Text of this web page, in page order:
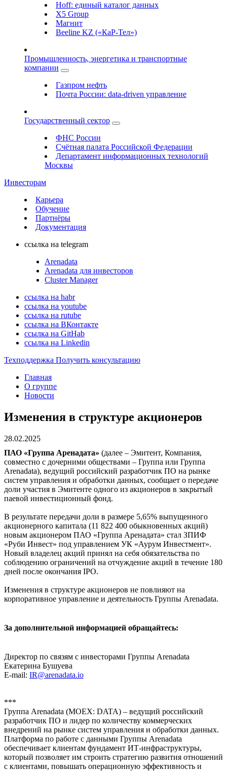
Hoff: единый каталог данных
X5 Group
Магнит
Beeline KZ («КаР-Тел»)
Промышленность, энергетика и транспортные
компании
Газпром нефть
Почта России: data-driven управление
Государственный сектор
ФНС России
Счётная палата Российской Федерации
Департамент информационных технологий
Москвы
Инвесторам
Карьера
Обучение
Партнёры
Документация
ссылка на telegram
Arenadata
Arenadata для инвесторов
Cluster Manager
ссылка на habr
ссылка на youtube
ссылка на rutube
ссылка на ВКонтакте
ссылка на GitHab
ссылка на Linkedin
Техподдержка Получить консультацию
Главная
О группе
Новости
Изменения в структуре акционеров
28.02.2025
ПАО «Группа Аренадата» (далее – Эмитент, Компания,
совместно с дочерними обществами – Группа или Группа
Arenadata), ведущий российский разработчик ПО на рынке
систем управления и обработки данных, сообщает о передаче
доли участия в Эмитенте одного из акционеров в закрытый
паевой инвестиционный фонд.
В результате передачи доли в размере 5,65% выпущенного
акционерного капитала (11 822 400 обыкновенных акций)
новым акционером ПАО «Группа Аренадата» стал ЗПИФ
«Руби Инвест» под управлением УК «Аурум Инвестмент».
Новый владелец акций принял на себя обязательства по
соблюдению ограничений на отчуждение акций в течение 180
дней после окончания IPO.
Изменения в структуре акционеров не повлияют на
корпоративное управление и деятельность Группы Arenadata.
За дополнительной информацией обращайтесь:
Директор по связям с инвесторами Группы Arenadata
Екатерина Бушуева
E-mail: IR@arenadata.io
***
Группа Arenadata (MOEX: DATA) – ведущий российский
разработчик ПО и лидер по количеству коммерческих
внедрений на рынке систем управления и обработки данных.
Платформа по работе с данными Группы Arenadata
обеспечивает клиентам фундамент ИТ-инфраструктуры,
который позволяет им строить стратегию развития отношений
с клиентами, повышать операционную эффективность и